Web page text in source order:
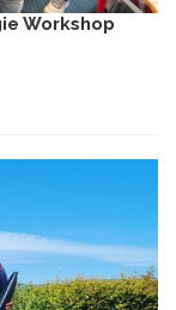
Workshop